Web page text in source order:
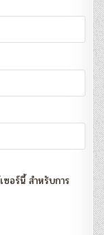
ซอร์นี้ สำหรับการ